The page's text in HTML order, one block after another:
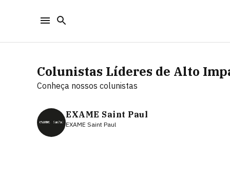
Colunistas Líderes de Alto
Conheça nossos colunistas
EXAME Saint Paul
EXAME Saint Paul